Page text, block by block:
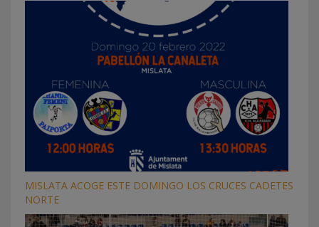
MISLATA ACOGE ESTE DOMINGO LOS CRUCES CADETES
NORTE